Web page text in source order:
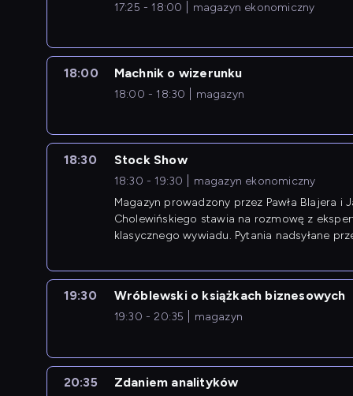
17:25 - 18:00 magazyn ekonomiczny
18:00 Machnik o wizerunku
18:00 - 18:30 magazyn
18:30 Stock Show
18:30 - 19:30
magazyn ekonomiczny
Magazyn prowadzony przez Pawła Blajera i
Cholewińskiego stawia na rozmowę z
klasycznego wywiadu. Pytania nadsyłane
19:30 Wróblewski o książkach biznesowych
19:30 - 20:35 magazyn
20:35 Zdaniem analityków